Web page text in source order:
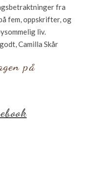
fra
fem, oppskrifter, og
liv.
Camilla Skår
på